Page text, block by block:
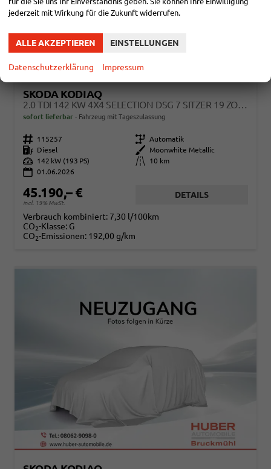
SKODA KODIAQ
2.0 TDI 142 KW 4X4 SELECTION DSG 7 SITZER 19 ZOLL AHK EL. HK
sofort lieferbar Fahrzeug mit Tageszulassung
Fahrzeugnr. 115257 Getriebe Automatik
Kraftstoff
Diesel Außenfarbe
Moonwhite Metallic
Leistung
142 kW (193 PS) Kilometerstand
10 km
01.06.2026
45.190,– €
incl. 19% MwSt.
DETAILS
Verbrauch kombiniert: 7,30 l/100km
CO2-Klasse: G
CO2-Emissionen: 192,00 g/km
jederzeit mit Wirkung für die Zukunft widerrufen.
ALLE AKZEPTIEREN EINSTELLUNGEN
Datenschutzerklärung Impressum